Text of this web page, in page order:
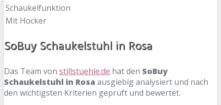
Schaukelfunktion
Mit Hocker
SoBuy Schaukelstuhl in Rosa
Das Team von stillstuehle.de hat den SoBuy
Schaukelstuhl in Rosa ausgiebig analysiert und nach
den wichtigsten Kriterien geprüft und bewertet.